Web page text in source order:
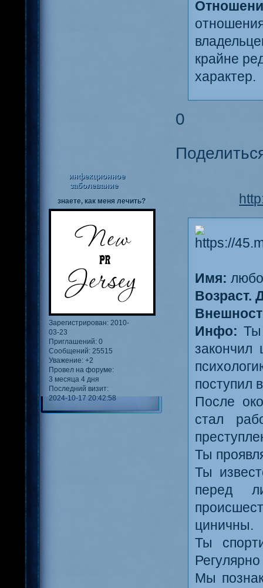
крайне
характер.
0
инфекционное
заболевание
знаете, как меня лечить?
Зарегистрирован: 2010-
03-23
Приглашений: 0
Сообщений: 25515
Уважение: +2
Провел на форуме:
3 месяца 4 дня
Последний визит:
2024-10-17 20:42:58
Имя:
Возраст.
Инфо: Ты
закончил
поступил
После
стал
Ты
Ты
перед
циничны.
Ты
Мы